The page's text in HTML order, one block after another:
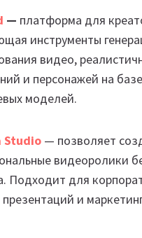
— платформа для
инструменты
видео,
и персонажей на
моделей.
Studio — позволяет
видеоролики
Подходит для
и